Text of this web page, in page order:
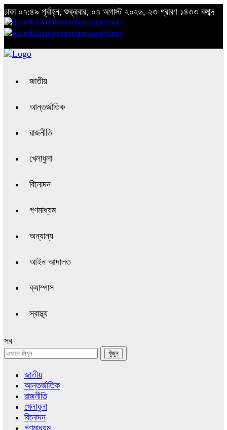
ঢাকা ০৭:৪৯ পূর্বাহ্ন, শুক্রবার, ০৭ অগাস্ট ২০২৬, ২৩ শ্রাবণ ১৪৩৩ বঙ্গাব্দ
জাতীয়
আন্তর্জাতিক
রাজনীতি
খেলাধুলা
বিনোদন
গণমাধ্যম
অন্যান্য
আইন আদালত
ক্যাম্পাস
স্বাস্থ্য
সব
জাতীয়
আন্তর্জাতিক
রাজনীতি
খেলাধুলা
বিনোদন
গণমাধ্যম